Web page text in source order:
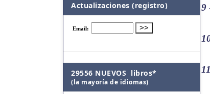
Actualizaciones (registro)
29556 NUEVOS libros*
(la mayoría de idiomas)
9
11